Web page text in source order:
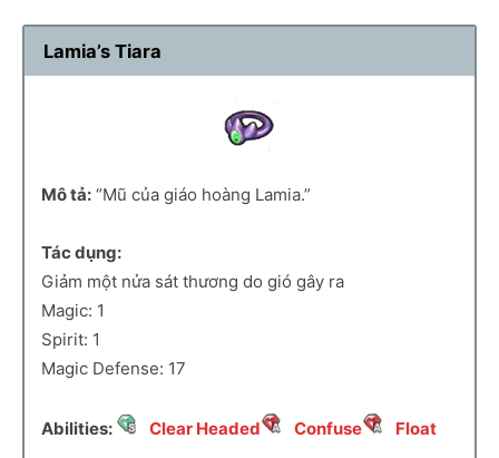
Lamia’s Tiara
Mô tả: “Mũ của giáo hoàng Lamia.”
Tác dụng:
Giảm một nửa sát thương do gió gây ra
Magic: 1
Spirit: 1
Magic Defense: 17
Abilities: Clear Headed Confuse Float